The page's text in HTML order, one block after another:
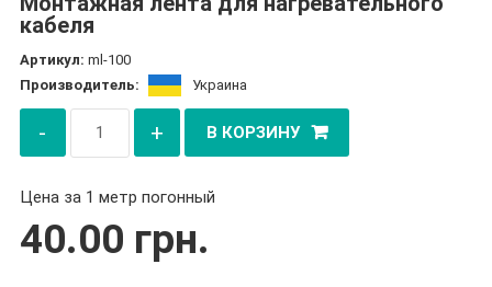
кабеля
Артикул: ml-100
Производитель:
Украина
-
Количество
для
+ В КОРЗИНУ
Цена за 1 метр погонный
40.00 грн.